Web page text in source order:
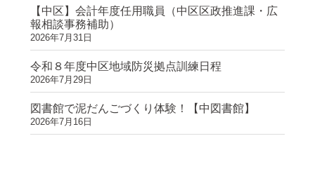
【中区】会計年度任用職員（中区区政推進課・広
報相談事務補助）
2026年7月31日
令和８年度中区地域防災拠点訓練日程
2026年7月29日
図書館で泥だんごづくり体験！【中図書館】
2026年7月16日